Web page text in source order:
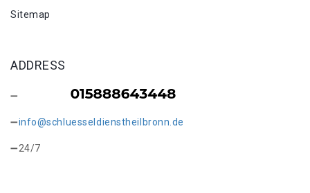
Sitemap
ADDRESS
info@schluesseldienstheilbronn.de
24/7